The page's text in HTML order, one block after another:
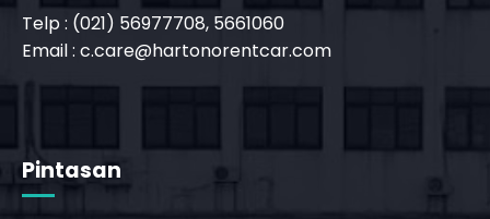
Telp : (021) 56977708, 5661060
Email : c.care@hartonorentcar.com
Pintasan